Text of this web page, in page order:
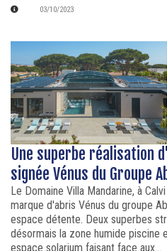
03/10/2023
Une superbe réalisation
signée Vénus du Groupe
Le Domaine Villa Mandarine, à
marque d'abris Vénus du groupe
espace détente. Deux superbes
désormais la zone humide piscine
espace solarium faisant face aux...